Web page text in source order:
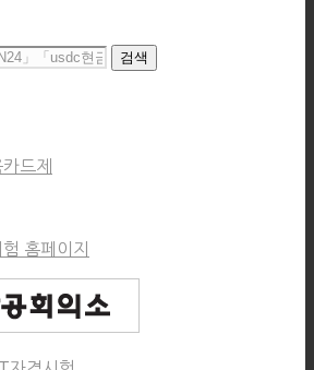
검색